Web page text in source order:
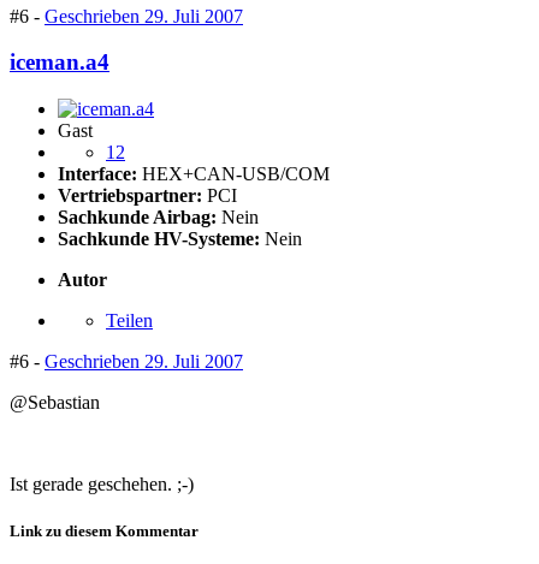
#6 - Geschrieben 29. Juli 2007
iceman.a4
Gast
12
Interface: HEX+CAN-USB/COM
Vertriebspartner: PCI
Sachkunde Airbag: Nein
Sachkunde HV-Systeme: Nein
Autor
Teilen
#6 - Geschrieben 29. Juli 2007
@Sebastian
Ist gerade geschehen. ;-)
Link zu diesem Kommentar